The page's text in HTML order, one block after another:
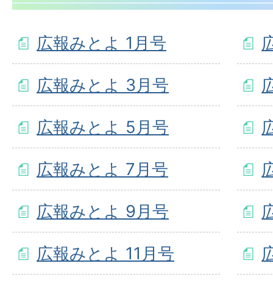
広報みとよ 1月号
広報みとよ 3月号
広報みとよ 5月号
広報みとよ 7月号
広報みとよ 9月号
広報みとよ 11月号